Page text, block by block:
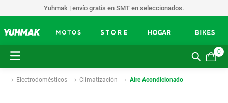
Yuhmak | envío gratis en SMT en seleccionados.
0
Electrodomésticos Climatización Aire Acondicionado